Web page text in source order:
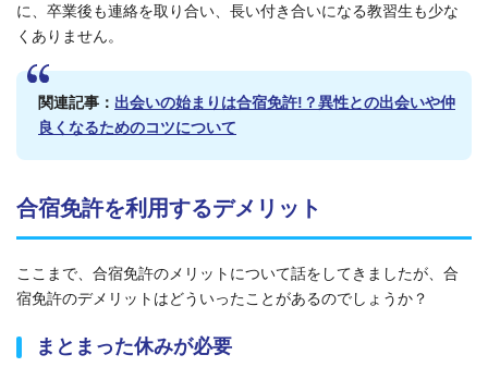
に、卒業後も連絡を取り合い、長い付き合いになる教習生も少な
くありません。
関連記事： 出会いの始まりは合宿免許!？異性との出会いや仲
良くなるためのコツについて
合宿免許を利用するデメリット
ここまで、合宿免許のメリットについて話をしてきましたが、合
宿免許のデメリットはどういったことがあるのでしょうか？
まとまった休みが必要